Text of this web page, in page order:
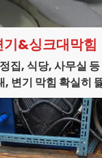
기&싱크대막힘
집, 식당, 사무실 등
, 변기 막힘 확실히